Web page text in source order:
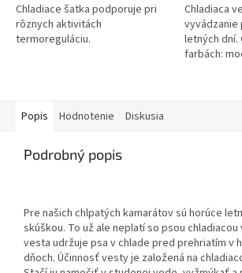
Chladiace šatka podporuje pri
rôznych aktivitách
termoreguláciu.
Chladiaca
vyvádzanie
letných dní.
farbách:
Popis Hodnotenie Diskusia
Podrobný popis
Pre našich chlpatých kamarátov sú horúce
skúškou. To už ale neplatí so psou chladiacou
vesta udržuje psa v chlade pred prehriatím v
dňoch. Účinnosť vesty je založená na